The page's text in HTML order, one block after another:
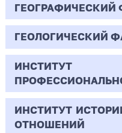
Психолого-
Очная | Бакалавр
Всего бюджетных
Бюджет/
Общие места
06.03.01
Биология
Очная | Бакалавр
Всего бюджетных
Бюджет/Общие места
ГЕОГРАФИЧЕСКИЙ
05.03.02
География
Очная | Бакалавр
Всего бюджетных
ГЕОЛОГИЧЕСКИЙ
05.03.01
Геология
Очная | Бакалавр
ИНСТИТУТ
38.03.02
ИНСТИТУТ
ОТНОШЕНИЙ